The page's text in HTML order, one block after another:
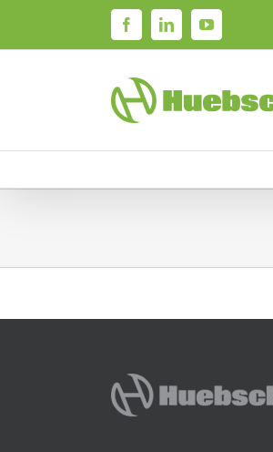
FacebookLinkedInYouTube